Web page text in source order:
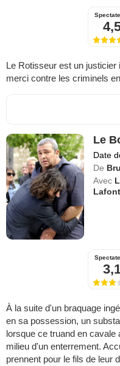
Le Rotisseur est un
merci contre les criminels
Le
Date
De
Avec
Lafont
À la suite d'un braquage
en sa possession, un
lorsque ce truand en cavale
milieu d'un enterrement.
prennent pour le fils de leur